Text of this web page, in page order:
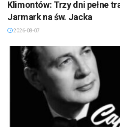
Klimontów: Trzy dni pełne
Jarmark na św. Jacka
2026-08-07